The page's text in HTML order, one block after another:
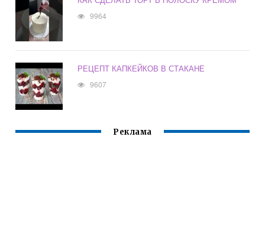
9964
РЕЦЕПТ КАПКЕЙКОВ В СТАКАНЕ
9607
Реклама